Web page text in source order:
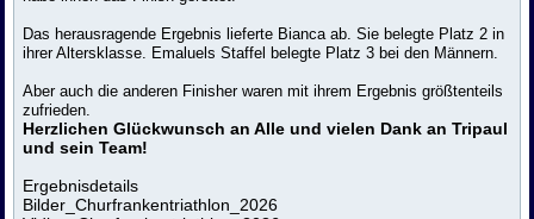
Das herausragende Ergebnis lieferte Bianca ab. Sie belegte Platz 2 in
ihrer Altersklasse. Emaluels Staffel belegte Platz 3 bei den Männern.
Aber auch die anderen Finisher waren mit ihrem Ergebnis größtenteils
zufrieden.
Herzlichen Glückwunsch an Alle und vielen Dank an Tripaul
und sein Team!
Ergebnisdetails
Bilder_Churfrankentriathlon_2026